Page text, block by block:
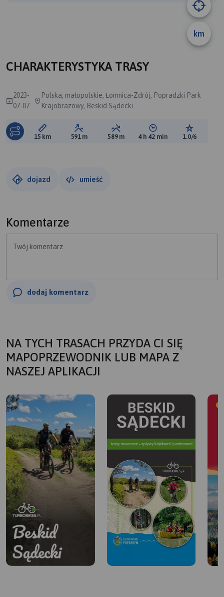
km
CHARAKTERYSTYKA TRASY
2023-
07-07
Polska, małopolskie, Łomnica-Zdrój, Popradzki Park
Krajobrazowy, Beskid Sądecki
Długość trasy:
15 km Suma przewyższeń:
591 m Suma spadków:
589 m Średni czas potrzebny
4 h 42 min Ocena
1.0/6
dojazd umieść
Komentarze
Twój komentarz
dodaj komentarz
NA TYCH TRASACH PRZYDA CI SIĘ
MAPOPRZEWODNIK LUB MAPA Z
NASZEJ APLIKACJI